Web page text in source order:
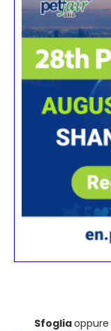
Sfogliaoppure